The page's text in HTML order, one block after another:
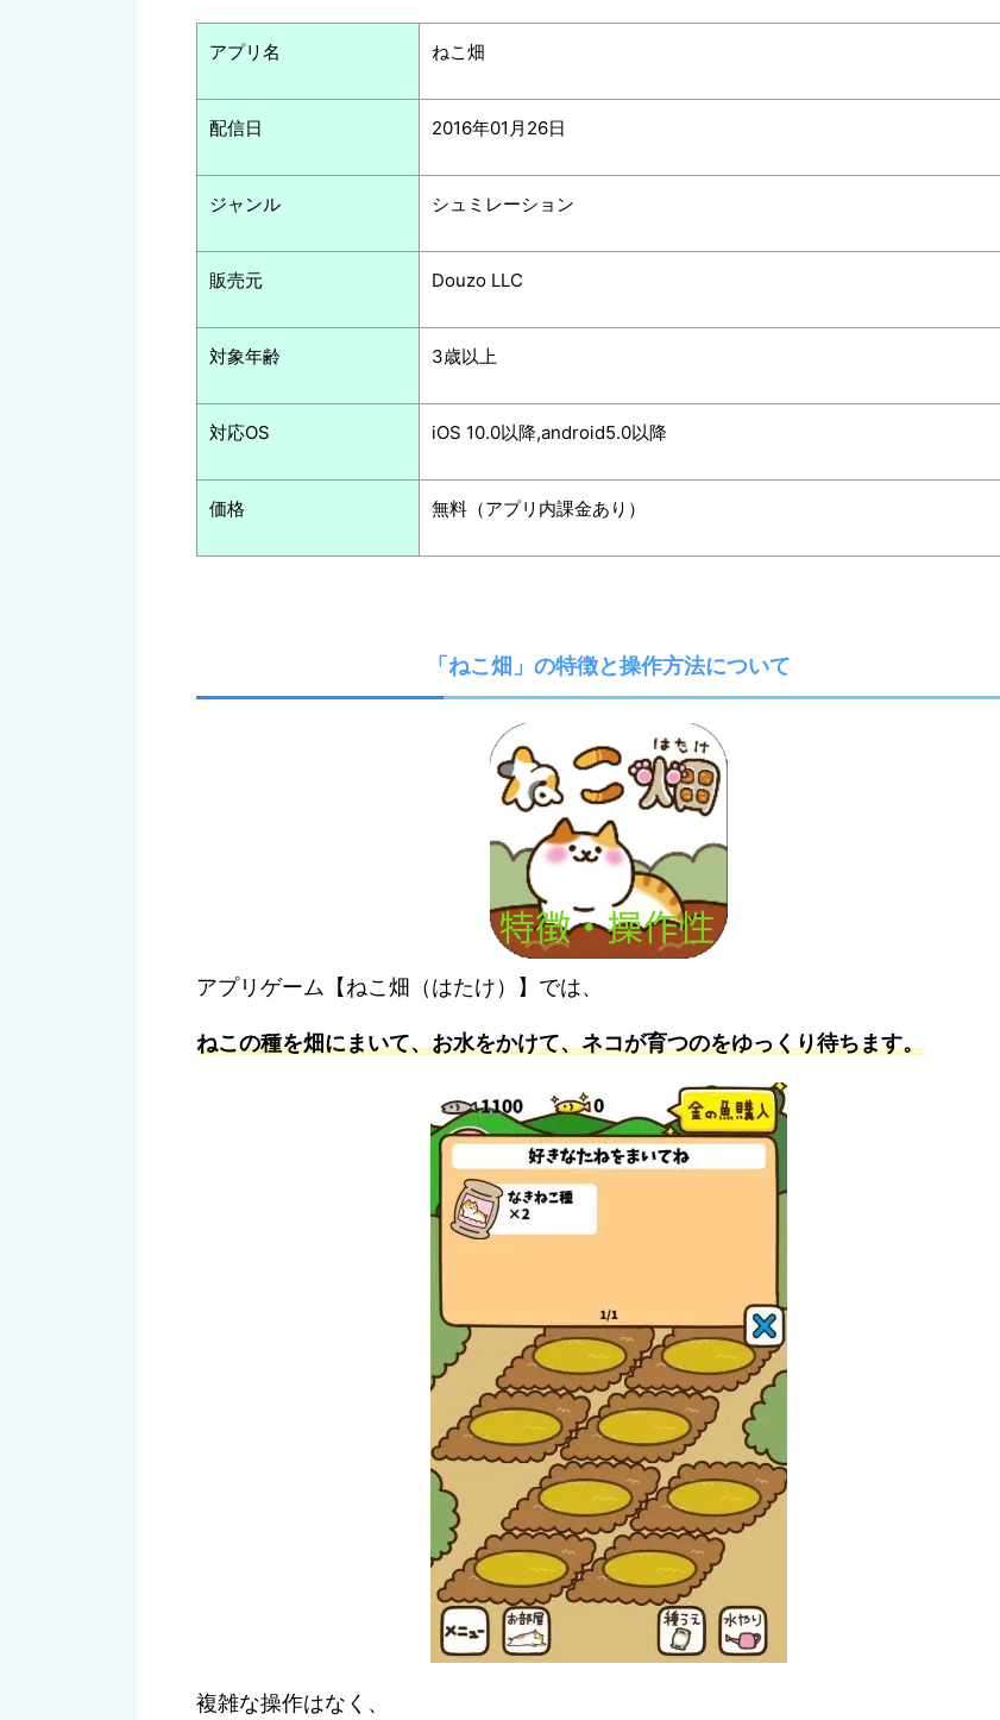
アプリ名 ねこ畑
配信日 2016年01月26日
ジャンル シュミレーション
販売元 Douzo LLC
対象年齢 3歳以上
対応OS iOS 10.0以降,android5.0以降
価格 無料（アプリ内課金あり）
「ねこ畑」の特徴と操作方法について
アプリゲーム【ねこ畑（はたけ）】では、
ねこの種を畑にまいて、お水をかけて、ネコが育つのをゆっくり待ちます。
複雑な操作はなく、